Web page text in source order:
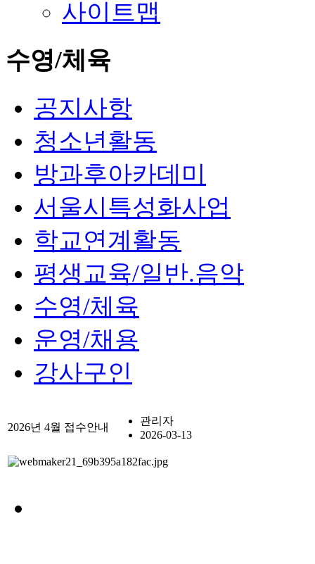
사이트맵
수영/체육
공지사항
청소년활동
방과후아카데미
서울시특성화사업
학교연계활동
평생교육/일반.음악
수영/체육
운영/채용
강사구인
2026년 4월 접수안내
관리자
2026-03-13